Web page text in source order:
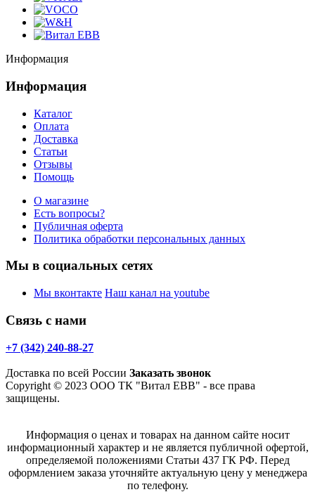
Информация
Информация
Каталог
Оплата
Доставка
Статьи
Отзывы
Помощь
О магазине
Есть вопросы?
Публичная оферта
Политика обработки персональных данных
Мы в социальных сетях
Мы вконтакте Наш канал на youtube
Связь с нами
+7 (342) 240-88-27
Доставка по всей России Заказать звонок
Copyright © 2023 ООО ТК "Витал ЕВВ" - все права
защищены.
Информация о ценах и товарах на данном сайте носит
информационный характер и не является публичной офертой,
определяемой положениями Статьи 437 ГК РФ. Перед
оформлением заказа уточняйте актуальную цену у менеджера
по телефону.